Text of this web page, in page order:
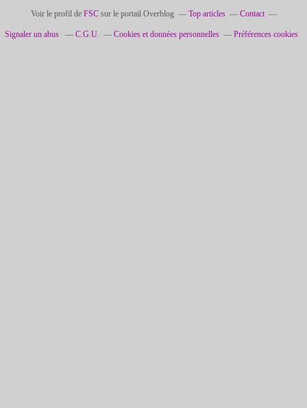
Voir le profil de FSCsur le portail Overblog Top articles Contact
Signaler un abus C.G.U. Cookies et données personnelles Préférences cookies